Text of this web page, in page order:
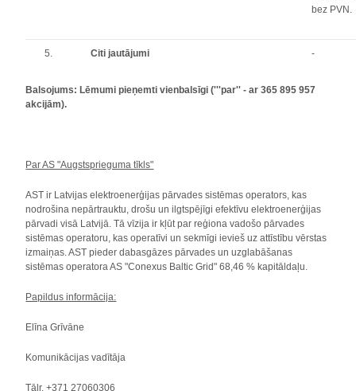
bez PVN.
5. Citi jautājumi -
Balsojums: Lēmumi pieņemti vienbalsīgi ('''par'' - ar365 895 957
akcijām).
Par AS "Augstsprieguma tīkls"
AST ir Latvijas elektroenerģijas pārvades sistēmas operators, kas
nodrošina nepārtrauktu, drošu un ilgtspējīgi efektīvu elektroenerģijas
pārvadi visā Latvijā. Tā vīzija ir kļūt par reģiona vadošo pārvades
sistēmas operatoru, kas operatīvi un sekmīgi ievieš uz attīstību vērstas
izmaiņas. AST pieder dabasgāzes pārvades un uzglabāšanas
sistēmas operatora AS "Conexus Baltic Grid" 68,46 % kapitāldaļu.
Papildus informācija:
Elīna Grīvāne
Komunikācijas vadītāja
Tālr. +371 27060306